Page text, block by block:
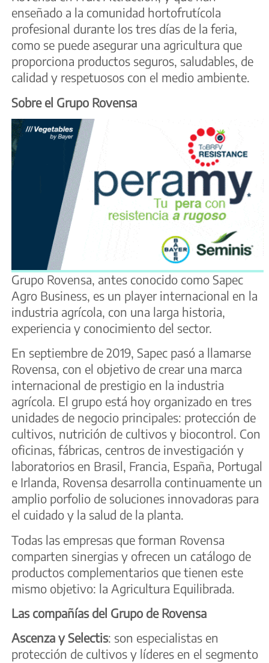
enseñado a la comunidad hortofrutícola
profesional durante los tres días de la feria,
como se puede asegurar una agricultura que
proporciona productos seguros, saludables, de
calidad y respetuosos con el medio ambiente.
Sobre el Grupo Rovensa
Grupo Rovensa, antes conocido como Sapec
Agro Business, es un player internacional en la
industria agrícola, con una larga historia,
experiencia y conocimiento del sector.
En septiembre de 2019, Sapec pasó a llamarse
Rovensa, con el objetivo de crear una marca
internacional de prestigio en la industria
agrícola. El grupo está hoy organizado en tres
unidades de negocio principales: protección de
cultivos, nutrición de cultivos y biocontrol. Con
oficinas, fábricas, centros de investigación y
laboratorios en Brasil, Francia, España, Portugal
e Irlanda, Rovensa desarrolla continuamente un
amplio porfolio de soluciones innovadoras para
el cuidado y la salud de la planta.
Todas las empresas que forman Rovensa
comparten sinergias y ofrecen un catálogo de
productos complementarios que tienen este
mismo objetivo: la Agricultura Equilibrada.
Las compañías del Grupo de Rovensa
Ascenza y Selectis: son especialistas en
protección de cultivos y líderes en el segmento